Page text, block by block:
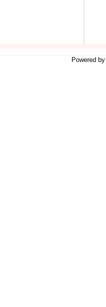
Powered